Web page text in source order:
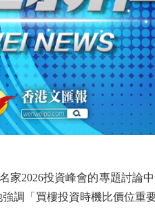
2026投資峰會的專題討論
調「買樓投資時機比價位重要